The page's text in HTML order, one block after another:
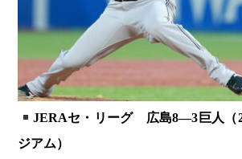
JERAセ・リーグ 広島8―3巨人（
ジアム）